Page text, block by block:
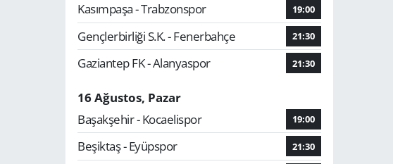
Kasımpaşa - Trabzonspor 19:00
Gençlerbirliği S.K. - Fenerbahçe 21:30
Gaziantep FK - Alanyaspor 21:30
16 Ağustos, Pazar
Başakşehir - Kocaelispor
19:00
Beşiktaş - Eyüpspor 21:30